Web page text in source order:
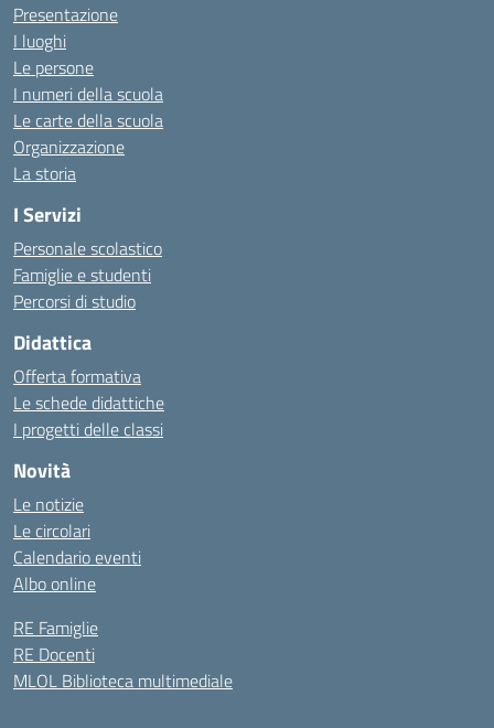
Presentazione
I luoghi
Le persone
I numeri della scuola
Le carte della scuola
Organizzazione
La storia
I Servizi
Personale scolastico
Famiglie e studenti
Percorsi di studio
Didattica
Offerta formativa
Le schede didattiche
I progetti delle classi
Novità
Le notizie
Le circolari
Calendario eventi
Albo online
RE Famiglie
RE Docenti
MLOL Biblioteca multimediale